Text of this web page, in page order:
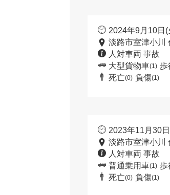
2024年9月10日(
淡路市室津小川
人対車両 事故
大型貨物車(1) 歩
死亡(0) 負傷(1)
2023年11月30
淡路市室津小川
人対車両 事故
普通乗用車(1) 歩
死亡(0) 負傷(1)